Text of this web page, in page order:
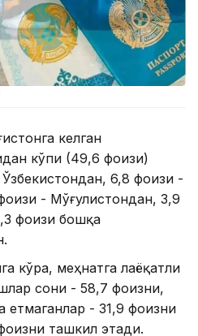
келган
кўпи (49,6 фоизи)
6,8 фоизи -
- Мўғулистондан, 3,9
фоизи бошқа
кўра, меҳнатга лаёқатли
сони - 58,7 фоизни,
етмаганлар - 31,9 фоизни
ташкил этади.